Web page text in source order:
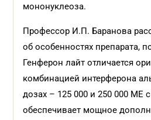
мононуклеоза.
Профессор И.П. Баранова
об особенностях препарата,
Генферон лайт отличается
комбинацией интерферона
дозах – 125 000 и 250 000 МЕ
обеспечивает мощное